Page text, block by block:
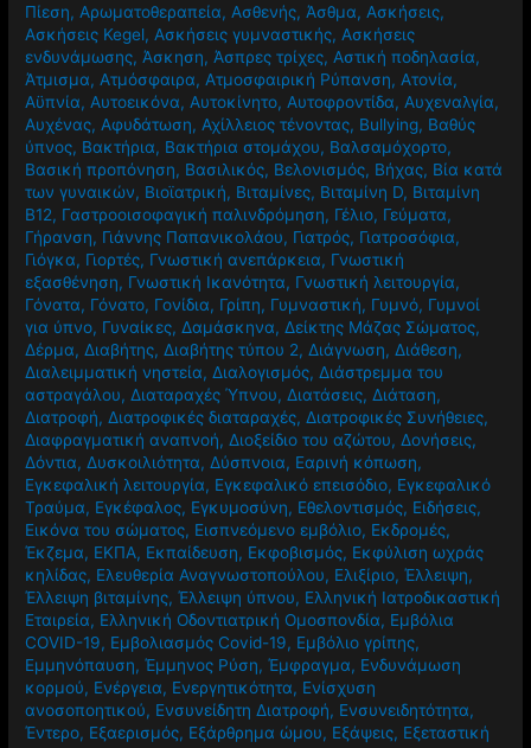
Πίεση, Αρωματοθεραπεία, Ασθενής, Άσθμα, Ασκήσεις,
Ασκήσεις Kegel, Ασκήσεις γυμναστικής, Ασκήσεις
ενδυνάμωσης, Άσκηση, Άσπρες τρίχες, Αστική ποδηλασία,
Άτμισμα, Ατμόσφαιρα, Ατμοσφαιρική Ρύπανση, Ατονία,
Αϋπνία, Αυτοεικόνα, Αυτοκίνητο, Αυτοφροντίδα, Αυχεναλγία,
Αυχένας, Αφυδάτωση, Αχίλλειος τένοντας, Βullying, Βαθύς
ύπνος, Βακτήρια, Βακτήρια στομάχου, Βαλσαμόχορτο,
Βασική προπόνηση, Βασιλικός, Βελονισμός, Βήχας, Βία κατά
των γυναικών, Βιοϊατρική, Βιταμίνες, Βιταμίνη D, Βιταμίνη
Β12, Γαστροοισοφαγική παλινδρόμηση, Γέλιο, Γεύματα,
Γήρανση, Γιάννης Παπανικολάου, Γιατρός, Γιατροσόφια,
Γιόγκα, Γιορτές, Γνωστική ανεπάρκεια, Γνωστική
εξασθένηση, Γνωστική Ικανότητα, Γνωστική λειτουργία,
Γόνατα, Γόνατο, Γονίδια, Γρίπη, Γυμναστική, Γυμνό, Γυμνοί
για ύπνο, Γυναίκες, Δαμάσκηνα, Δείκτης Μάζας Σώματος,
Δέρμα, Διαβήτης, Διαβήτης τύπου 2, Διάγνωση, Διάθεση,
Διαλειμματική νηστεία, Διαλογισμός, Διάστρεμμα του
αστραγάλου, Διαταραχές Ύπνου, Διατάσεις, Διάταση,
Διατροφή, Διατροφικές διαταραχές, Διατροφικές Συνήθειες,
Διαφραγματική αναπνοή, Διοξείδιο του αζώτου, Δονήσεις,
Δόντια, Δυσκοιλιότητα, Δύσπνοια, Εαρινή κόπωση,
Εγκεφαλική λειτουργία, Εγκεφαλικό επεισόδιο, Εγκεφαλικό
Τραύμα, Εγκέφαλος, Εγκυμοσύνη, Εθελοντισμός, Ειδήσεις,
Εικόνα του σώματος, Εισπνεόμενο εμβόλιο, Εκδρομές,
Έκζεμα, ΕΚΠΑ, Εκπαίδευση, Εκφοβισμός, Εκφύλιση ωχράς
κηλίδας, Ελευθερία Αναγνωστοπούλου, Ελιξίριο,Έλλειψη,
Έλλειψη βιταμίνης,Έλλειψη ύπνου, Ελληνική Ιατροδικαστική
Εταιρεία, Ελληνική Οδοντιατρική Ομοσπονδία, Εμβόλια
COVID-19, Εμβολιασμός Covid-19, Εμβόλιο γρίπης,
Εμμηνόπαυση,Έμμηνος Ρύση,Έμφραγμα, Ενδυνάμωση
κορμού, Ενέργεια, Ενεργητικότητα, Ενίσχυση
ανοσοποητικού, Ενσυνείδητη Διατροφή, Ενσυνειδητότητα,
Έντερο, Εξαερισμός, Εξάρθρημα ώμου, Εξάψεις, Εξεταστική